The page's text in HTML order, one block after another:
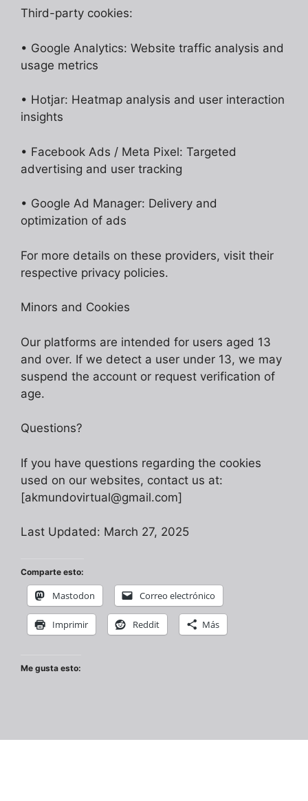
Third-party cookies:
• Google Analytics: Website traffic analysis and
usage metrics
• Hotjar: Heatmap analysis and user interaction
insights
• Facebook Ads / Meta Pixel: Targeted
advertising and user tracking
• Google Ad Manager: Delivery and
optimization of ads
For more details on these providers, visit their
respective privacy policies.
Minors and Cookies
Our platforms are intended for users aged 13
and over. If we detect a user under 13, we may
suspend the account or request verification of
age.
Questions?
If you have questions regarding the cookies
used on our websites, contact us at:
[akmundovirtual@gmail.com]
Last Updated: March 27, 2025
Comparte esto:
Mastodon Correo electrónico
Imprimir Reddit Más
Me gusta esto: